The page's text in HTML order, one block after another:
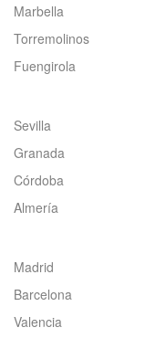
Marbella
Torremolinos
Fuengirola
Sevilla
Granada
Córdoba
Almería
Madrid
Barcelona
Valencia